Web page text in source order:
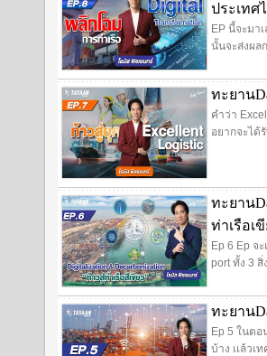
ประเทศ
EP นี้จะมา
นั้นจะส่งผล
ทะยาน
คำว่า
อยากจะได้
ทะยาน
ท่าเรือเ
Ep 6 Ep จ
port ทั้ง 3
ทะยาน
Ep 5 ในตอ
บ้าง เเล้ว